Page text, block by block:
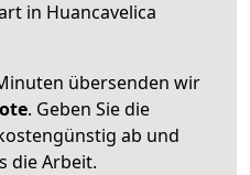
in Huancavelica
übersenden wir
. Geben Sie die
ab und
die Arbeit.